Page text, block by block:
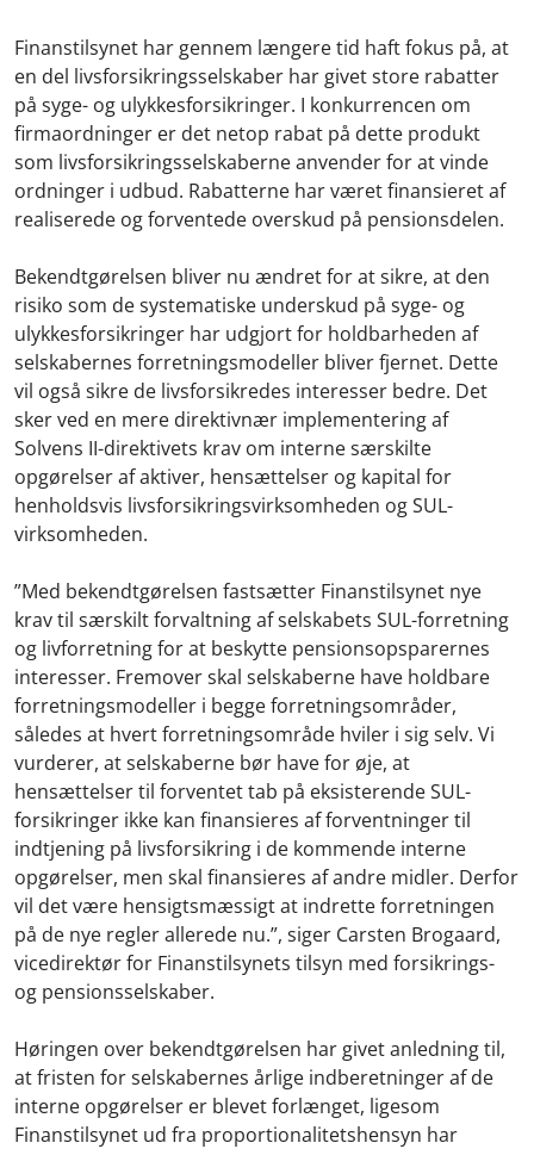
Finanstilsynet har gennem længere tid haft fokus på, at
en del livsforsikringsselskaber har givet store rabatter
på syge- og ulykkesforsikringer. I konkurrencen om
firmaordninger er det netop rabat på dette produkt
som livsforsikringsselskaberne anvender for at vinde
ordninger i udbud. Rabatterne har været finansieret af
realiserede og forventede overskud på pensionsdelen.
Bekendtgørelsen bliver nu ændret for at sikre, at den
risiko som de systematiske underskud på syge- og
ulykkesforsikringer har udgjort for holdbarheden af
selskabernes forretningsmodeller bliver fjernet. Dette
vil også sikre de livsforsikredes interesser bedre. Det
sker ved en mere direktivnær implementering af
Solvens II-direktivets krav om interne særskilte
opgørelser af aktiver, hensættelser og kapital for
henholdsvis livsforsikringsvirksomheden og SUL-
virksomheden.
”Med bekendtgørelsen fastsætter Finanstilsynet nye
krav til særskilt forvaltning af selskabets SUL-forretning
og livforretning for at beskytte pensionsopsparernes
interesser. Fremover skal selskaberne have holdbare
forretningsmodeller i begge forretningsområder,
således at hvert forretningsområde hviler i sig selv. Vi
vurderer, at selskaberne bør have for øje, at
hensættelser til forventet tab på eksisterende SUL-
forsikringer ikke kan finansieres af forventninger til
indtjening på livsforsikring i de kommende interne
opgørelser, men skal finansieres af andre midler. Derfor
vil det være hensigtsmæssigt at indrette forretningen
på de nye regler allerede nu.”, siger Carsten Brogaard,
vicedirektør for Finanstilsynets tilsyn med forsikrings-
og pensionsselskaber.
Høringen over bekendtgørelsen har givet anledning til,
at fristen for selskabernes årlige indberetninger af de
interne opgørelser er blevet forlænget, ligesom
Finanstilsynet ud fra proportionalitetshensyn har